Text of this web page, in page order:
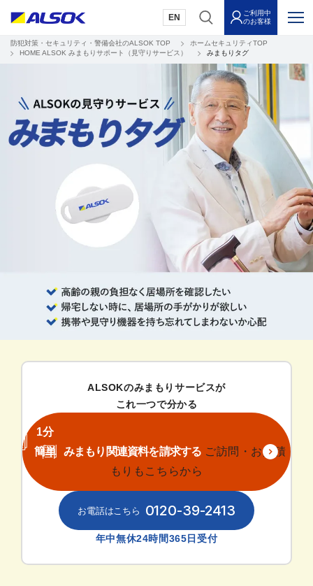
EN
ご利用中
のお客様
防犯対策・セキュリティ・警備会社のALSOK TOP
ホームセキュリティTOP
HOME ALSOK みまもりサポート（見守りサービス）
みまもりタグ
ALSOKのみまもりサービスが
これ一つで分かる
1分
簡単
みまもり関連資料を請求する ご訪問・お見積
もりもこちらから
0120-39-2413
年中無休24時間365日受付